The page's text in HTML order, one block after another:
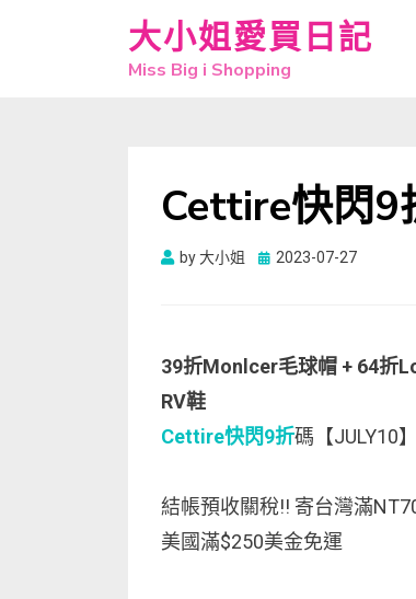
大小姐愛買日記
Miss Big i Shopping
Cettire快閃9
by大小姐
Posted
2023-07-27
39折Monlcer毛球帽 + 64折
RV鞋
Cettire快閃9折碼【JULY10】
結帳預收關稅!! 寄台灣滿
美國滿$250美金免運